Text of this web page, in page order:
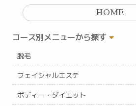
HOME
コース別メニューから探す
脱毛
フェイシャルエステ
ボディー・ダイエット